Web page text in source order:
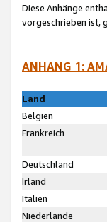
Diese Anhänge
vorgeschrieben ist,
ANHANG 1:
Land
Belgien
Frankreich
Deutschland
Irland
Italien
Niederlande